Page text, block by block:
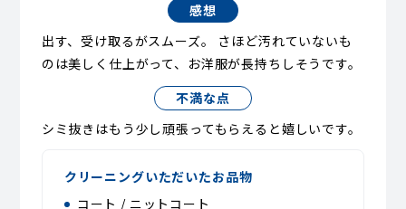
感想
出す、受け取るがスムーズ。 さほど汚れていないも
のは美しく仕上がって、お洋服が長持ちしそうです。
不満な点
シミ抜きはもう少し頑張ってもらえると嬉しいです。
クリーニングいただいたお品物
コート / ニットコート